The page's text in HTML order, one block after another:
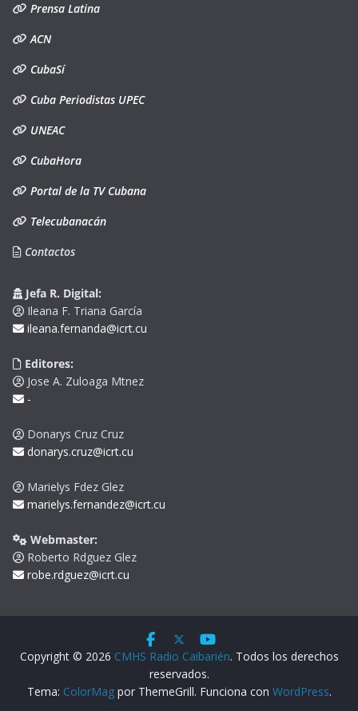
Prensa Latina
ACN
CubaSí
Cuba Periodistas UPEC
UNEAC
CubaHora
Portal de la TV Cubana
Telecubanacán
Contactos
Jefa R. Digital:
Ileana F. Triana García
ileana.fernanda@icrt.cu
Editores:
Jose A. Zuloaga Mtnez
-
Donarys Cruz Cruz
donarys.cruz@icrt.cu
Marielys Fdez Glez
marielys.fernandez@icrt.cu
Webmaster:
Roberto Rdguez Glez
robe.rdguez@icrt.cu
Copyright © 2026 CMHS Radio Caibarién. Todos los derechos
reservados.
Tema: ColorMagpor ThemeGrill. Funciona con WordPress.